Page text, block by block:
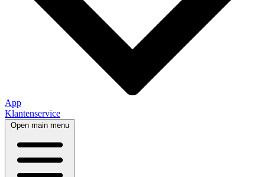
App
Klantenservice
Open main menu